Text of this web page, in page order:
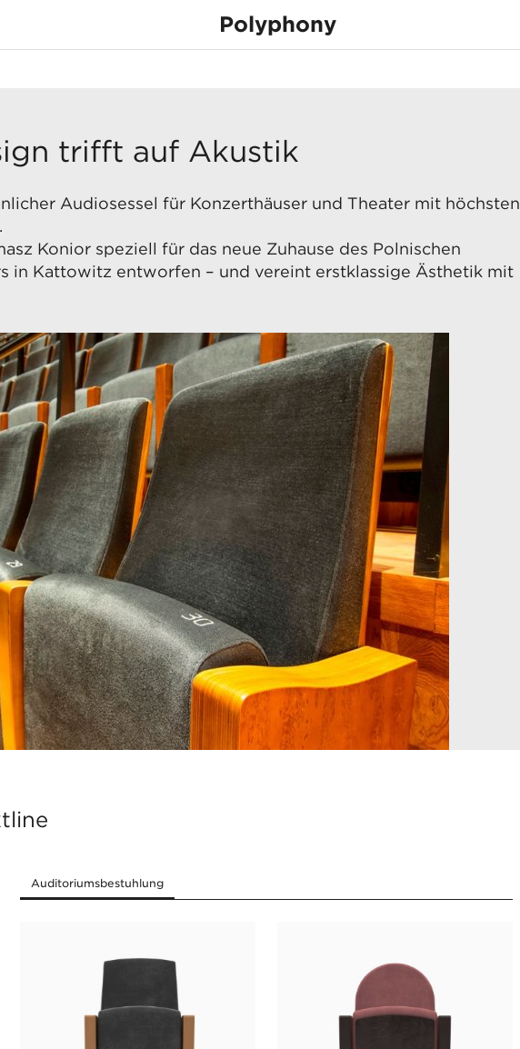
Polyphony
Über die Produktlinie
Auditoriumsbestuhlung
trifft auf Akustik
Audiosessel für Konzerthäuser und Theater mit höchsten
Konior speziell für das neue Zuhause des Polnischen
in Kattowitz entworfen – und vereint erstklassige Ästhetik mit